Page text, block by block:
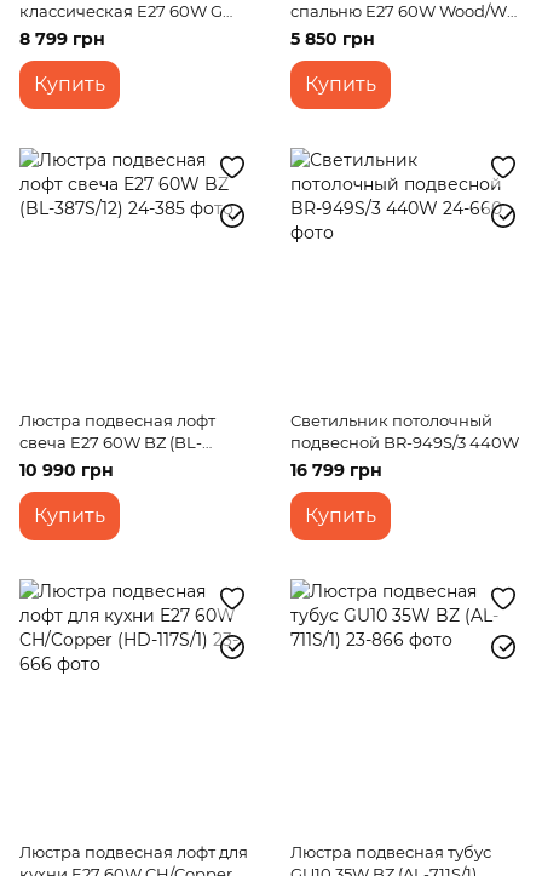
классическая E27 60W G
(BKL-011S/17)
8 799 грн
Купить
спальню Е27 60W Wood/WH
(BR-01 601S/3)
5 850 грн
Купить
Люстра подвесная лофт
свеча E27 60W BZ (BL-
387S/12)
10 990 грн
Купить
Светильник потолочный
подвесной BR-949S/3 440W
16 799 грн
Купить
Люстра подвесная лофт для
Люстра подвесная тубус